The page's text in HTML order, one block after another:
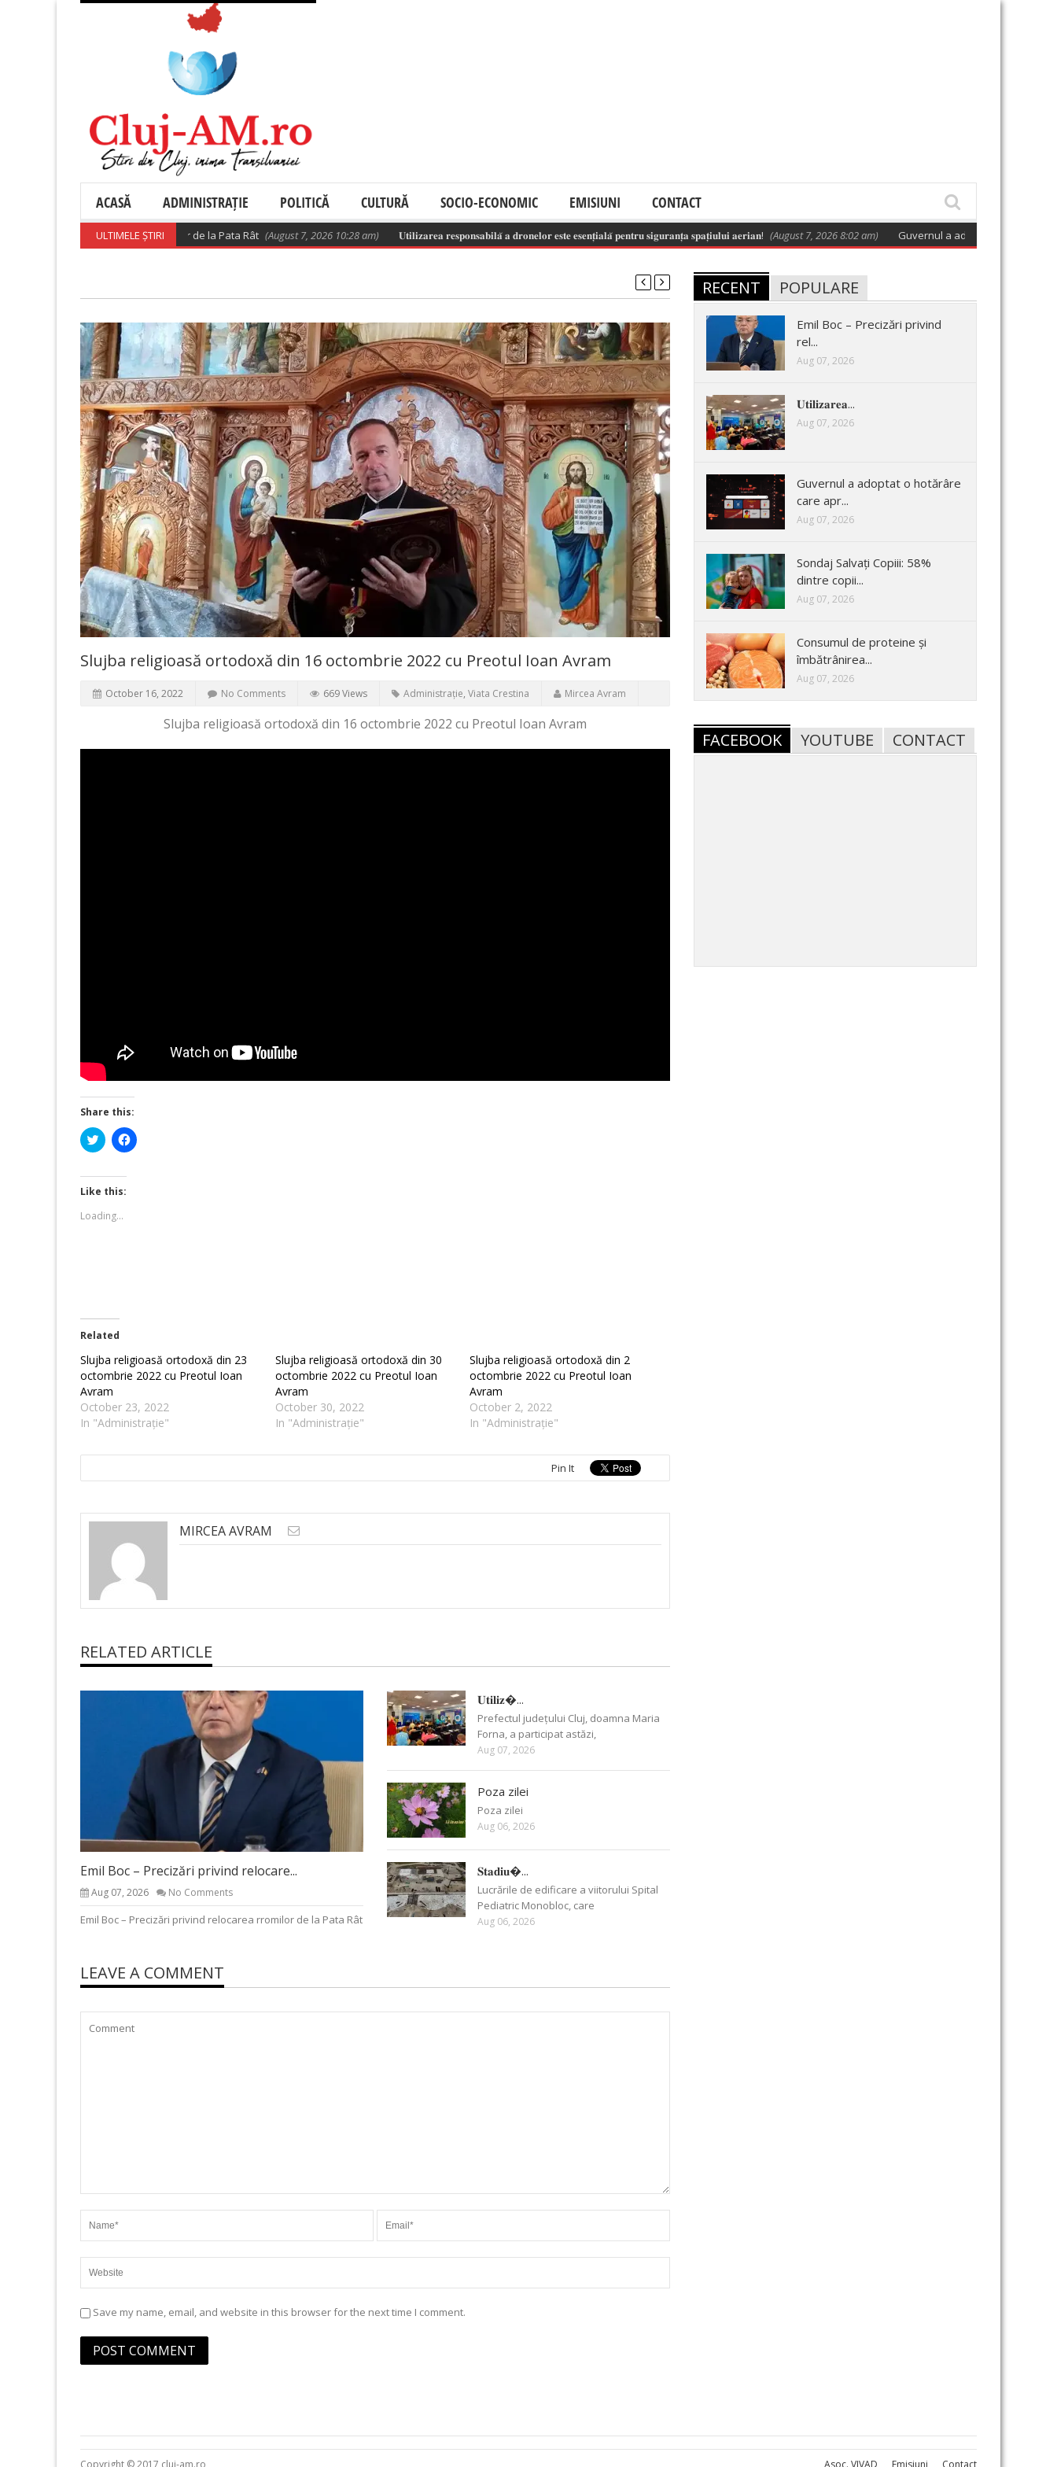
ACASĂ ADMINISTRAȚIE POLITICĂ CULTURĂ SOCIO-ECONOMIC EMISIUNI CONTACT
ULTIMELE ȘTIRI
privind relocarea rromilor de la Pata Rât (August 7, 2026 10:28 am) 𝐔𝐭𝐢𝐥𝐢𝐳𝐚𝐫𝐞𝐚 𝐫𝐞𝐬𝐩𝐨𝐧𝐬𝐚𝐛𝐢𝐥𝐚̆ 𝐚 𝐝𝐫𝐨𝐧𝐞𝐥𝐨𝐫 𝐞𝐬𝐭𝐞 𝐞𝐬𝐞𝐧𝐭̦𝐢𝐚𝐥𝐚̆ 𝐩𝐞𝐧𝐭𝐫𝐮 𝐬𝐢𝐠𝐮𝐫𝐚𝐧𝐭̦𝐚 𝐬𝐩𝐚𝐭̦𝐢𝐮𝐥𝐮𝐢 𝐚𝐞𝐫𝐢𝐚𝐧! (August 7, 2026 8:02 am) Guvernul a adoptat o hotărâre care
Slujba religioasă ortodoxă din 16 octombrie 2022 cu Preotul Ioan Avram
October 16, 2022 No Comments 669 Views Administrație, Viata Crestina Mircea Avram
Slujba religioasă ortodoxă din 16 octombrie 2022 cu Preotul Ioan Avram
Share this:
Click
to
Twitter
(Opens
in
new
window)
Click
to
Like this:
Loading...
Related
Slujba religioasă ortodoxă din 23
octombrie 2022 cu Preotul Ioan
Avram
October 23, 2022
In "Administrație"
Slujba religioasă ortodoxă din 30
octombrie 2022 cu Preotul Ioan
Avram
October 30, 2022
In "Administrație"
Slujba religioasă ortodoxă din 2
octombrie 2022 cu Preotul Ioan
Avram
October 2, 2022
In "Administrație"
Pin It
MIRCEA AVRAM
RELATED ARTICLE
Emil Boc – Precizări privind relocare...
Aug 07, 2026 No Comments
Emil Boc – Precizări privind relocarea rromilor de la Pata Rât
𝐔𝐭𝐢𝐥𝐢𝐳�...
Prefectul județului Cluj, doamna Maria
Forna, a participat astăzi,
Aug 07, 2026
Poza zilei
Poza zilei
Aug 06, 2026
𝐒𝐭𝐚𝐝𝐢𝐮�...
Lucrările de edificare a viitorului Spital
Pediatric Monobloc, care
Aug 06, 2026
LEAVE A COMMENT
Save my name, email, and website in this browser for the next time I comment.
RECENT POPULARE
Emil Boc – Precizări privind
rel...
Aug 07, 2026
𝐔𝐭𝐢𝐥𝐢𝐳𝐚𝐫𝐞𝐚...
Aug 07, 2026
Guvernul a adoptat o hotărâre
care apr...
Aug 07, 2026
Sondaj Salvați Copiii: 58%
dintre copii...
Aug 07, 2026
Consumul de proteine și
îmbătrânirea...
Aug 07, 2026
FACEBOOK YOUTUBE CONTACT
Copyright © 2017 cluj-am.ro Asoc. VIVAD Emisiuni Contact